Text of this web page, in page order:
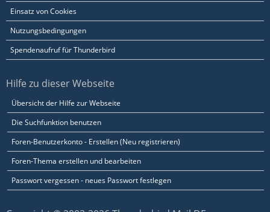
Einsatz von Cookies
Nutzungsbedingungen
Spendenaufruf für Thunderbird
Hilfe zu dieser Webseite
Übersicht der Hilfe zur Webseite
Die Suchfunktion benutzen
Foren-Benutzerkonto - Erstellen (Neu registrieren)
Foren-Thema erstellen und bearbeiten
Passwort vergessen - neues Passwort festlegen